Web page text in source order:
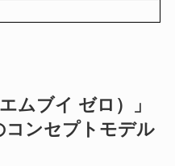
ムブイ ゼロ）」
ンセプトモデル